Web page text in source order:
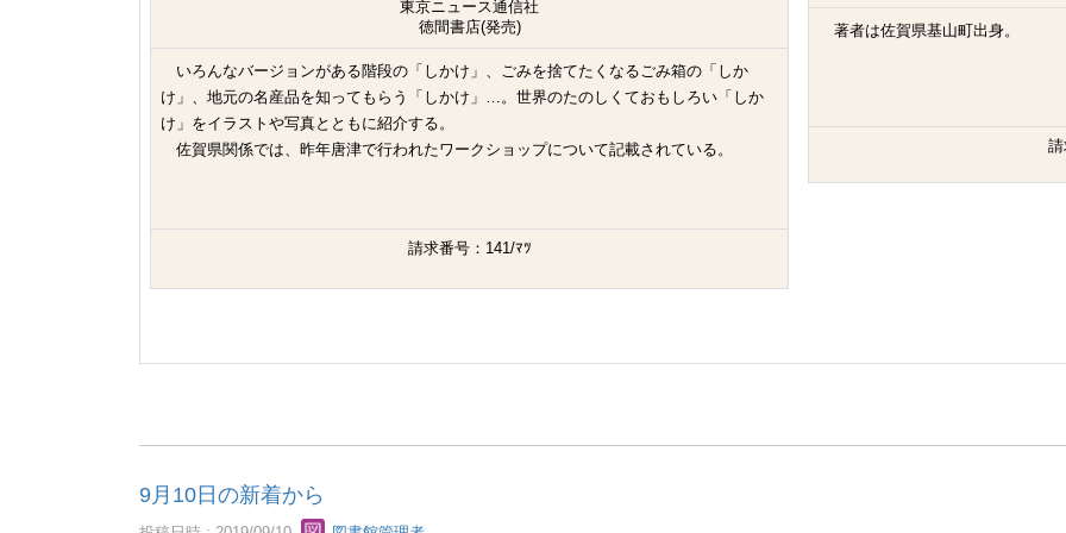
東京ニュース通信社
徳間書店(発売)
いろんなバージョンがある階段の「しかけ」、ごみを捨てたくなるごみ箱の「しか
け」、地元の名産品を知ってもらう「しかけ」…。世界のたのしくておもしろい「しか
け」をイラストや写真とともに紹介する。
佐賀県関係では、昨年唐津で行われたワークショップについて記載されている。
請求番号：141/ﾏﾂ
著者は佐賀県基山町出身。
9月10日の新着から